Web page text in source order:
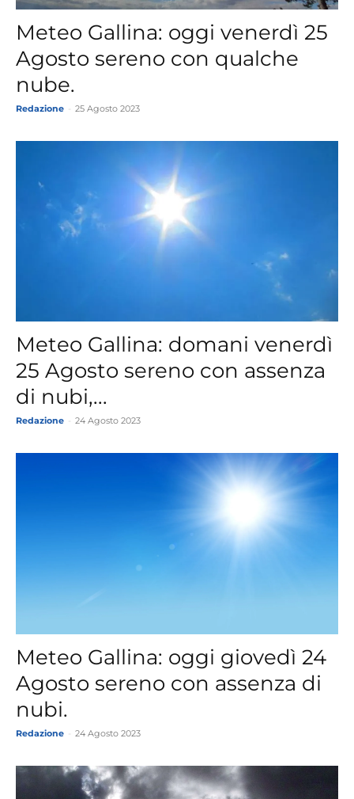
Meteo Gallina: oggi venerdì 25
Agosto sereno con qualche
nube.
Redazione 25 Agosto 2023
Meteo Gallina: domani venerdì
25 Agosto sereno con assenza
di nubi,...
Redazione 24 Agosto 2023
Meteo Gallina: oggi giovedì 24
Agosto sereno con assenza di
nubi.
Redazione 24 Agosto 2023